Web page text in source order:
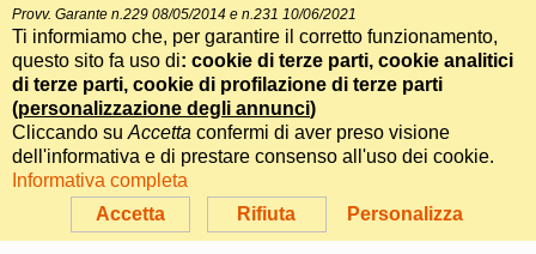
RSS feed
RSS Top News
Contatti
International Communication S.r.l. • P.IVA 14478081004 • Testata
giornalistica n.191, reg. Tribunale di Roma del 14/12/2017
Powered byItala
Accetta Rifiuta Personalizza
Provv. Garante n.229 08/05/2014 e n.231 10/06/2021
Ti informiamo che, per garantire il corretto funzionamento,
questo sito fa uso di: cookie di terze parti, cookie analitici
di terze parti, cookie di profilazione di terze parti
(personalizzazione degli annunci)
Cliccando su Accetta confermi di aver preso visione
dell'informativa e di prestare consenso all'uso dei cookie.
Informativa completa